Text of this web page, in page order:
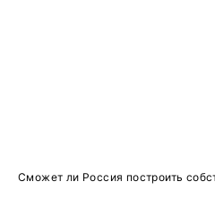
Сможет ли Россия построить